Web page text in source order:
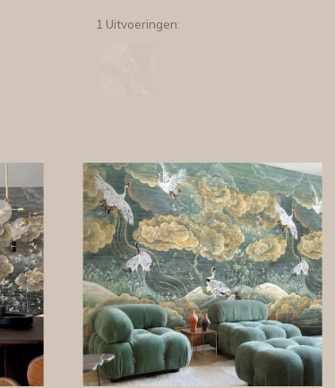
1 Uitvoeringen: